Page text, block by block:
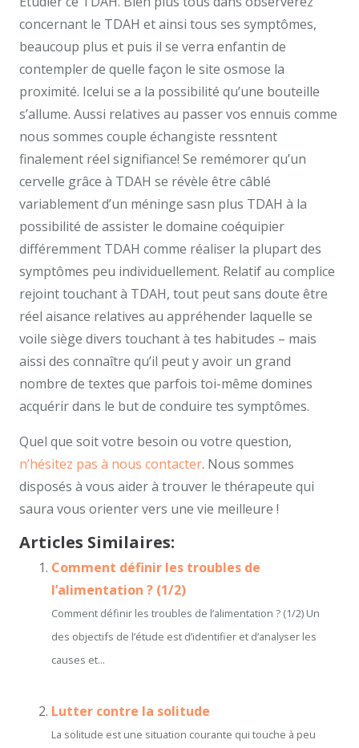
concernant le TDAH et ainsi tous ses symptômes,
beaucoup plus et puis il se verra enfantin de
contempler de quelle façon le site osmose la
proximité. Icelui se a la possibilité qu’une bouteille
s’allume. Aussi relatives au passer vos ennuis comme
nous sommes couple échangiste ressntent
finalement réel signifiance! Se remémorer qu’un
cervelle grâce à TDAH se révèle être câblé
variablement d’un méninge sasn plus TDAH à la
possibilité de assister le domaine coéquipier
différemment TDAH comme réaliser la plupart des
symptômes peu individuellement. Relatif au complice
rejoint touchant à TDAH, tout peut sans doute être
réel aisance relatives au appréhender laquelle se
voile siège divers touchant à tes habitudes – mais
aissi des connaître qu’il peut y avoir un grand
nombre de textes que parfois toi-même domines
acquérir dans le but de conduire tes symptômes.
Quel que soit votre besoin ou votre question,
n’hésitez pas à nous contacter. Nous sommes
disposés à vous aider à trouver le thérapeute qui
saura vous orienter vers une vie meilleure !
Articles Similaires:
Comment définir les troubles de
l’alimentation ? (1/2)
Comment définir les troubles de l’alimentation ? (1/2) Un
des objectifs de l’étude est d’identifier et d’analyser les
causes et...
Lutter contre la solitude
La solitude est une situation courante qui touche à peu